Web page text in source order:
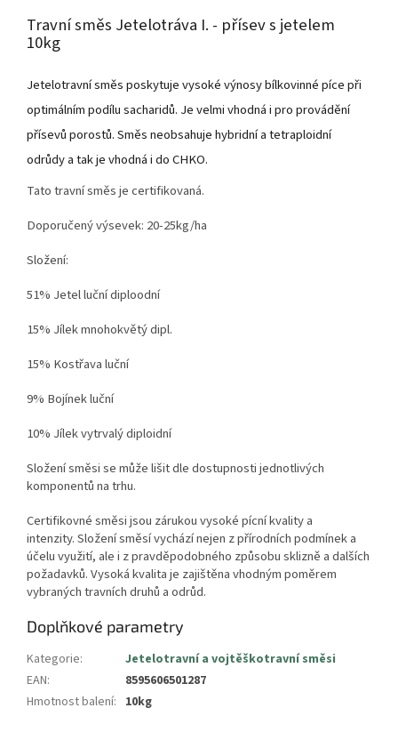
Travní směs Jetelotráva I. - přísev s jetelem
10kg
Jetelotravní směs poskytuje vysoké výnosy bílkovinné píce při
optimálním podílu sacharidů. Je velmi vhodná i pro provádění
přísevů porostů. Směs neobsahuje hybridní a tetraploidní
odrůdy a tak je vhodná i do CHKO.
Tato travní směs je certifikovaná.
Doporučený výsevek: 20-25kg/ha
Složení:
51% Jetel luční diploodní
15% Jílek mnohokvětý dipl.
15% Kostřava luční
9% Bojínek luční
10% Jílek vytrvalý diploidní
Složení směsi se může lišit dle dostupnosti jednotlivých
komponentů na trhu.
Certifikovné směsi jsou zárukou vysoké pícní kvality a
intenzity. Složení směsí vychází nejen z přírodních podmínek a
účelu využití, ale i z pravděpodobného způsobu sklizně a dalších
požadavků. Vysoká kvalita je zajištěna vhodným poměrem
vybraných travních druhů a odrůd.
Doplňkové parametry
Kategorie:
Jetelotravní a vojtěškotravní směsi
EAN:
8595606501287
Hmotnost balení: 10kg